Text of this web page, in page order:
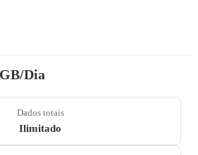
Dia
Dados totais
Ilimitado